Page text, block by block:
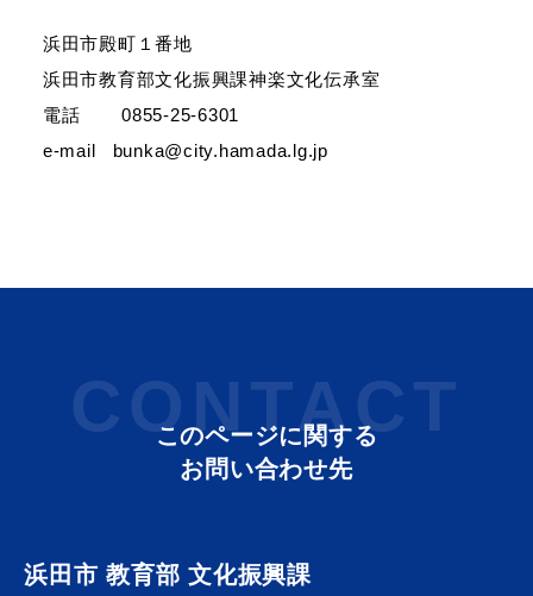
浜田市殿町１番地
浜田市教育部文化振興課神楽文化伝承室
電話 0855-25-6301
e-mail bunka@city.hamada.lg.jp
CONTACT
このページに関する
お問い合わせ先
浜田市 教育部 文化振興課